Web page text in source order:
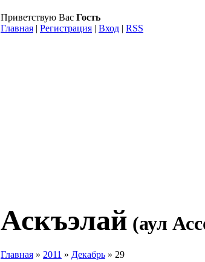
Приветствую Вас Гость
Главная | Регистрация | Вход | RSS
Аскъэлай (аул
Главная » 2011 » Декабрь » 29